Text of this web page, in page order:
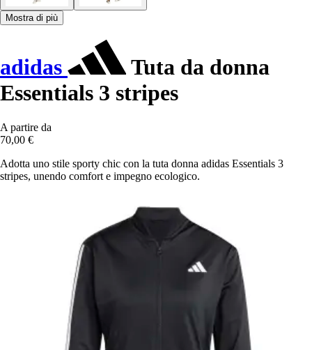
Mostra di più
adidas
Tuta da donna
Essentials 3 stripes
A partire da
70,00 €
Adotta uno stile sporty chic con la tuta donna adidas Essentials 3
stripes, unendo comfort e impegno ecologico.